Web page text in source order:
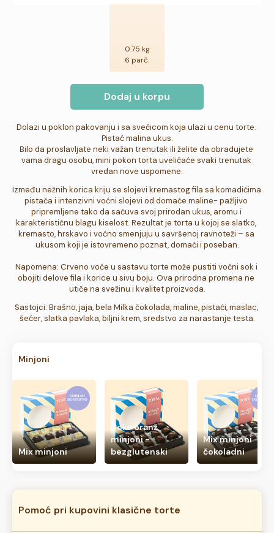
0.75 kg
6 parč.
Dodaj u korpu
Dolazi u poklon pakovanju i sa svećicom koja ulazi u cenu torte.
Pistać malina ukus.
Bilo da proslavljate neki važan trenutak ili želite da obradujete
vama dragu osobu, mini pokon torta uveličaće svaki trenutak
vredan nove uspomene.
Između nežnih korica kriju se slojevi kremastog fila sa komadićima
pistaća i intenzivni voćni slojevi od domaće maline- pažljivo
pripremljene tako da sačuva svoj prirodan ukus, aromu i
karakterističnu blagu kiselost. Rezultat je torta u kojoj se slatko,
kremasto, hrskavo i voćno smenjuju u savršenoj ravnoteži – sa
ukusom koji je istovremeno poznat, domaći i poseban.
Napomena: Crveno voće u sastavu torte može pustiti voćni sok i
obojiti delove fila i korice u sivu boju. Ova prirodna promena ne
utiče na svežinu i kvalitet proizvoda.
Sastojci: Brašno, jaja, bela Milka čokolada, maline, pistaći, maslac,
šećer, slatka pavlaka, biljni krem, sredstvo za narastanje testa.
Minjoni
Mix minjoni
Čoko oranž
minjoni -
bezglutenski
Mix minjoni
čokoladni
Pomoć pri kupovini klasične torte